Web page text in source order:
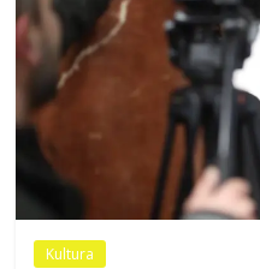
Kultura